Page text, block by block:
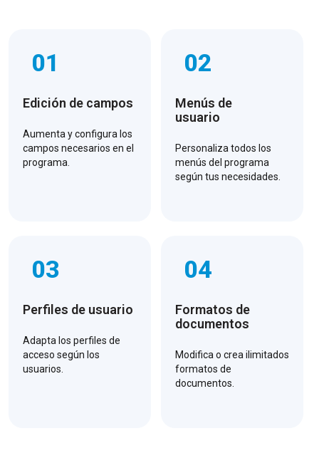
01
Edición de campos
Aumenta y configura los
campos necesarios en el
programa.
02
Menús de
usuario
Personaliza todos los
menús del programa
según tus necesidades.
03
Perfiles de usuario
Adapta los perfiles de
acceso según los
usuarios.
04
Formatos de
documentos
Modifica o crea ilimitados
formatos de
documentos.